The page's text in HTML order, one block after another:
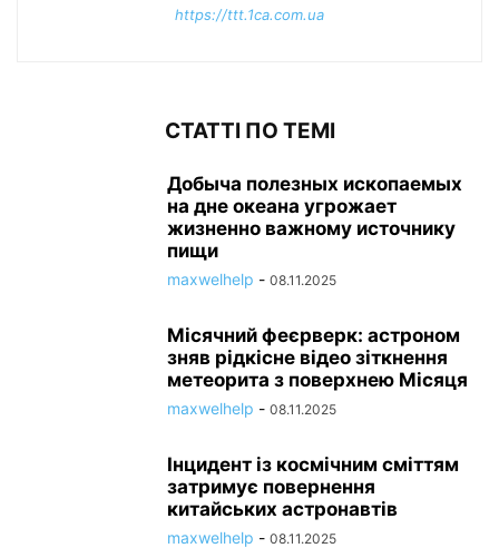
https://ttt.1ca.com.ua
СТАТТІ ПО ТЕМІ
Добыча полезных ископаемых
на дне океана угрожает
жизненно важному источнику
пищи
maxwelhelp - 08.11.2025
Місячний феєрверк: астроном
зняв рідкісне відео зіткнення
метеорита з поверхнею Місяця
maxwelhelp - 08.11.2025
Інцидент із космічним сміттям
затримує повернення
китайських астронавтів
maxwelhelp - 08.11.2025